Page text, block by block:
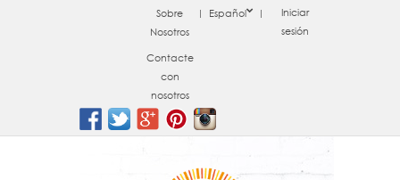
Iniciar
sesión
Español
Sobre
Nosotros
Contacte
con
nosotros